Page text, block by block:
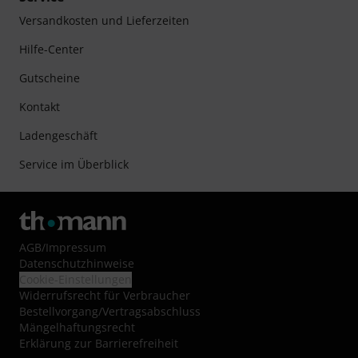
Versandkosten und Lieferzeiten
Hilfe-Center
Gutscheine
Kontakt
Ladengeschäft
Service im Überblick
AGB/Impressum
Datenschutzhinweise
Widerrufsrecht für Verbraucher
Bestellvorgang/Vertragsabschluss
Mängelhaftungsrecht
Erklärung zur Barrierefreiheit